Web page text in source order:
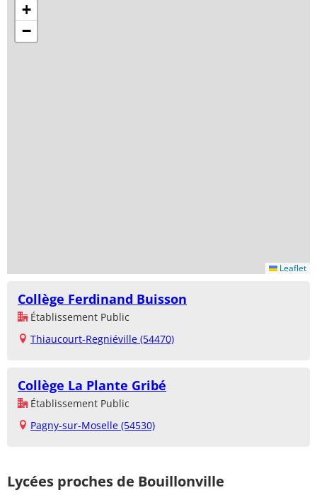
+
−
Leaflet
Collège Ferdinand Buisson
Établissement Public
Thiaucourt-Regniéville (54470)
Collège La Plante Gribé
Établissement Public
Pagny-sur-Moselle (54530)
Lycées proches de Bouillonville